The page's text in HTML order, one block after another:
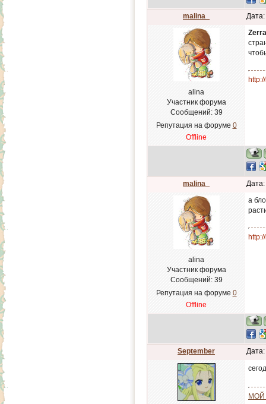
malina_
alina
Участник форума
Сообщений: 39
Репутация на форуме 0
Offline
Zerra
malina_
alina
Участник форума
Сообщений: 39
Репутация на форуме 0
Offline
а
September
МОЙ